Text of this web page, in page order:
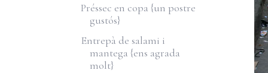
Préssec en copa {un postre
gustós}
Entrepà de salami i
mantega {ens agrada
molt}